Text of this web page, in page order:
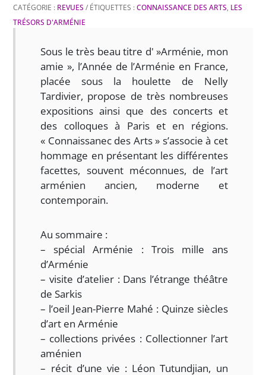
CATÉGORIE : REVUES ÉTIQUETTES :CONNAISSANCE DES ARTS, LES
TRÉSORS D'ARMÉNIE
Sous le très beau titre d' »Arménie, mon
amie », l’Année de l’Arménie en France,
placée sous la houlette de Nelly
Tardivier, propose de très nombreuses
expositions ainsi que des concerts et
des colloques à Paris et en régions.
« Connaissanec des Arts » s’associe à cet
hommage en présentant les différentes
facettes, souvent méconnues, de l’art
arménien ancien, moderne et
contemporain.
Au sommaire :
– spécial Arménie : Trois mille ans
d’Arménie
– visite d’atelier : Dans l’étrange théâtre
de Sarkis
– l’oeil Jean-Pierre Mahé : Quinze siècles
d’art en Arménie
– collections privées : Collectionner l’art
aménien
– récit d’une vie : Léon Tutundjian, un